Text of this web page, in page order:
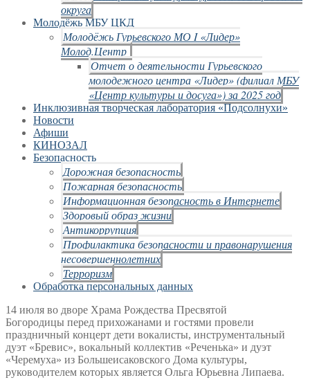
округа
Молодёжь МБУ ЦКД
Молодёжь Гурьевского МО I «Лидер»
Молод.Центр
Отчет о деятельности Гурьевского
молодежного центра «Лидер» (филиал МБУ
«Центр культуры и досуга») за 2025 год
Инклюзивная творческая лаборатория «Подсолнухи»
Новости
Афиши
КИНОЗАЛ
Безопасность
Дорожная безопасность
Пожарная безопасность
Информационная безопасность в Интернете
Здоровый образ жизни
Антикоррупция
Профилактика безопасности и правонарушения
несовершеннолетних
Терроризм
Обработка персональных данных
14 июля во дворе Храма Рождества Пресвятой
Богородицы перед прихожанами и гостями провели
праздничный концерт дети вокалисты, инструментальный
дуэт «Бревис», вокальный коллектив «Реченька» и дуэт
«Черемуха» из Большеисаковского Дома культуры,
руководителем которых является Ольга Юрьевна Липаева.